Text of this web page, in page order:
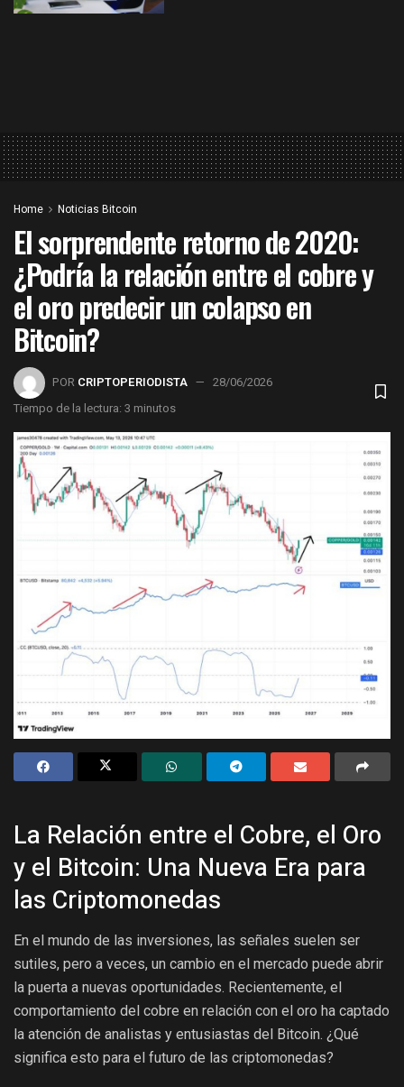
Home Noticias Bitcoin
El sorprendente retorno de 2020:
¿Podría la relación entre el cobre y
el oro predecir un colapso en
Bitcoin?
POR CRIPTOPERIODISTA
28/06/2026
Tiempo de la lectura: 3 minutos
La Relación entre el Cobre, el Oro
y el Bitcoin: Una Nueva Era para
las Criptomonedas
En el mundo de las inversiones, las señales suelen ser
sutiles, pero a veces, un cambio en el mercado puede abrir
la puerta a nuevas oportunidades. Recientemente, el
comportamiento del cobre en relación con el oro ha captado
la atención de analistas y entusiastas del Bitcoin. ¿Qué
significa esto para el futuro de las criptomonedas?